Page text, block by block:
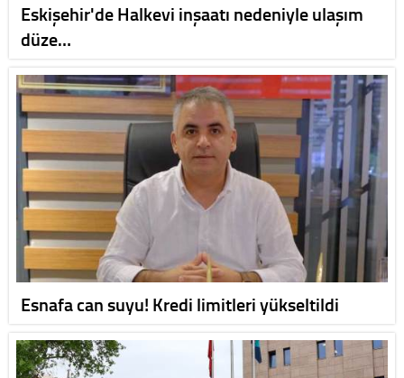
Eskişehir'de Halkevi inşaatı nedeniyle ulaşım
düze…
Esnafa can suyu! Kredi limitleri yükseltildi